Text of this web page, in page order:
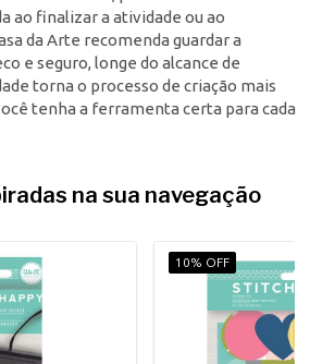
ao finalizar a atividade ou ao
da Arte recomenda guardar a
e seguro, longe do alcance de
torna o processo de criação mais
tenha a ferramenta certa para cada
na sua navegação
10% OFF